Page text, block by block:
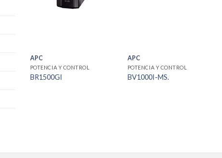
APC
POTENCIA Y CONTROL
BR1500GI
APC
POTENCIA Y CONTROL
BV1000I-MS.